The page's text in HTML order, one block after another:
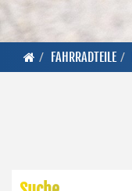
FAHRRADTEILE